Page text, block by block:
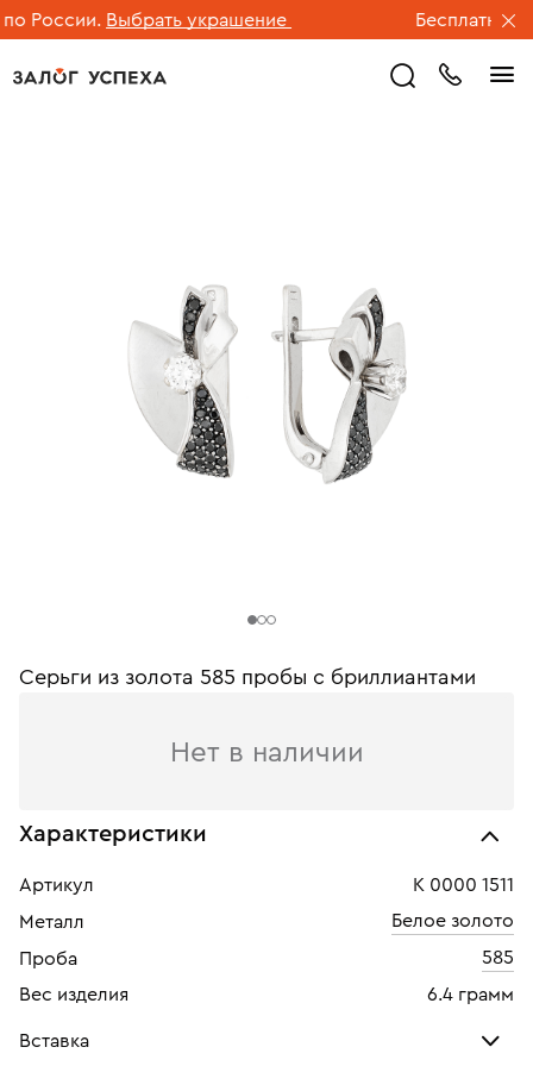
России. Выбрать украшение Бесплатная
Серьги из золота 585 пробы c бриллиантами
Нет в наличии
Характеристики
Артикул
К 0000 1511
Металл
Белое золото
Проба
585
Вес изделия
6.4 грамм
Вставка